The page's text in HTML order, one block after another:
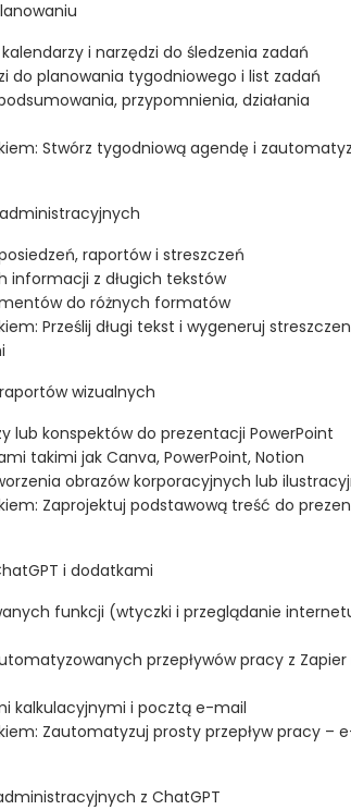
i narzędzi do śledzenia zadań
do planowania tygodniowego i list zadań
przypomnienia, działania
Stwórz tygodniową agendę i
raportów i streszczeń
informacji z długich tekstów
do różnych formatów
Prześlij długi tekst i wygeneruj
wizualnych
lub konspektów do prezentacji PowerPoint
takimi jak Canva, PowerPoint, Notion
obrazów korporacyjnych lub
Zaprojektuj podstawową treść do
i dodatkami
funkcji (wtyczki i przeglądanie
przepływów pracy z Zapier
kalkulacyjnymi i pocztą e-mail
Zautomatyzuj prosty przepływ pracy –
z ChatGPT